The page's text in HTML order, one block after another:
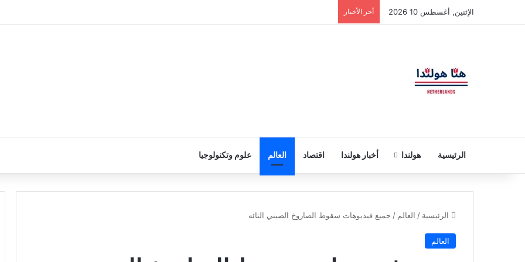
الإثنين, أغسطس 10 2026 أخر الأخبار
الرئيسية هولندا أخبار هولندا اقتصاد العالم علوم وتكنولوجيا
الرئيسية / العالم / جميع فيديوهات سقوط الصاروخ الصيني التائه
العالم